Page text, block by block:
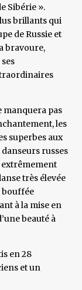
Sibérie ».
brillants qui
de Russie et
bravoure,
pas
les
superbes aux
russes
extrêmement
très élevée
bouffée
à la mise en
beauté à
en 28
et un